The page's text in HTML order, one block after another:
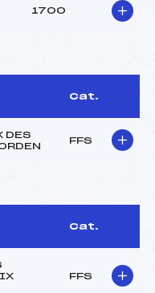
1700
Cat.
DES
FFS
Cat.
FFS